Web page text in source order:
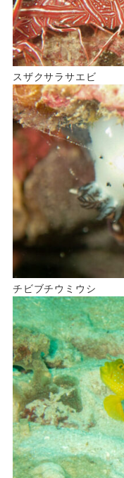
スザクサラサエビ
チビブチウミウシ